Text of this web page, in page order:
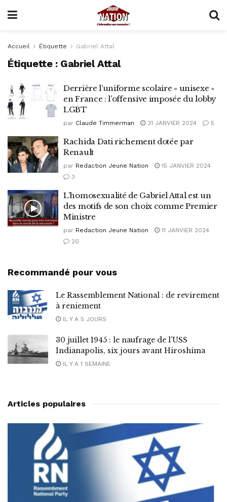
Accueil Étiquette Gabriel Attal
Étiquette : Gabriel Attal
Derrière l’uniforme scolaire « unisexe »
en France : l’offensive imposée du lobby
LGBT
par Claude Timmerman 31 JANVIER 2024 5
Rachida Dati richement dotée par
Renault
par Redaction Jeune Nation
15 JANVIER 2024
3
L’homosexualité de Gabriel Attal est un
des motifs de son choix comme Premier
Ministre
par Redaction Jeune Nation
11 JANVIER 2024
20
Recommandé pour vous
Le Rassemblement National : de revirement
à reniement
IL Y A 5 JOURS
30 juillet 1945 : le naufrage de l’USS
Indianapolis, six jours avant Hiroshima
IL Y A 1 SEMAINE
Articles populaires